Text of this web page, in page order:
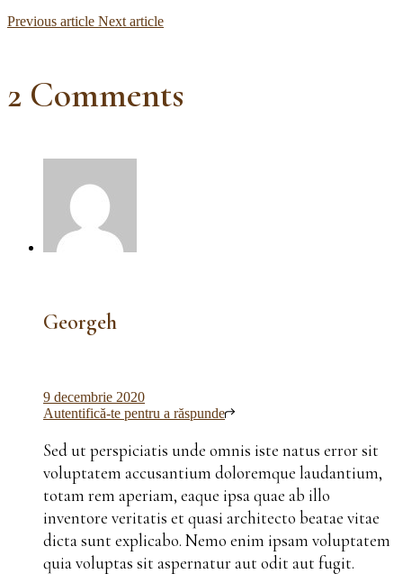
Previous article Next article
2 Comments
Georgeh
9 decembrie 2020
Autentifică-te pentru a răspunde
Sed ut perspiciatis unde omnis iste natus error sit
voluptatem accusantium doloremque laudantium,
totam rem aperiam, eaque ipsa quae ab illo
inventore veritatis et quasi architecto beatae vitae
dicta sunt explicabo. Nemo enim ipsam voluptatem
quia voluptas sit aspernatur aut odit aut fugit.